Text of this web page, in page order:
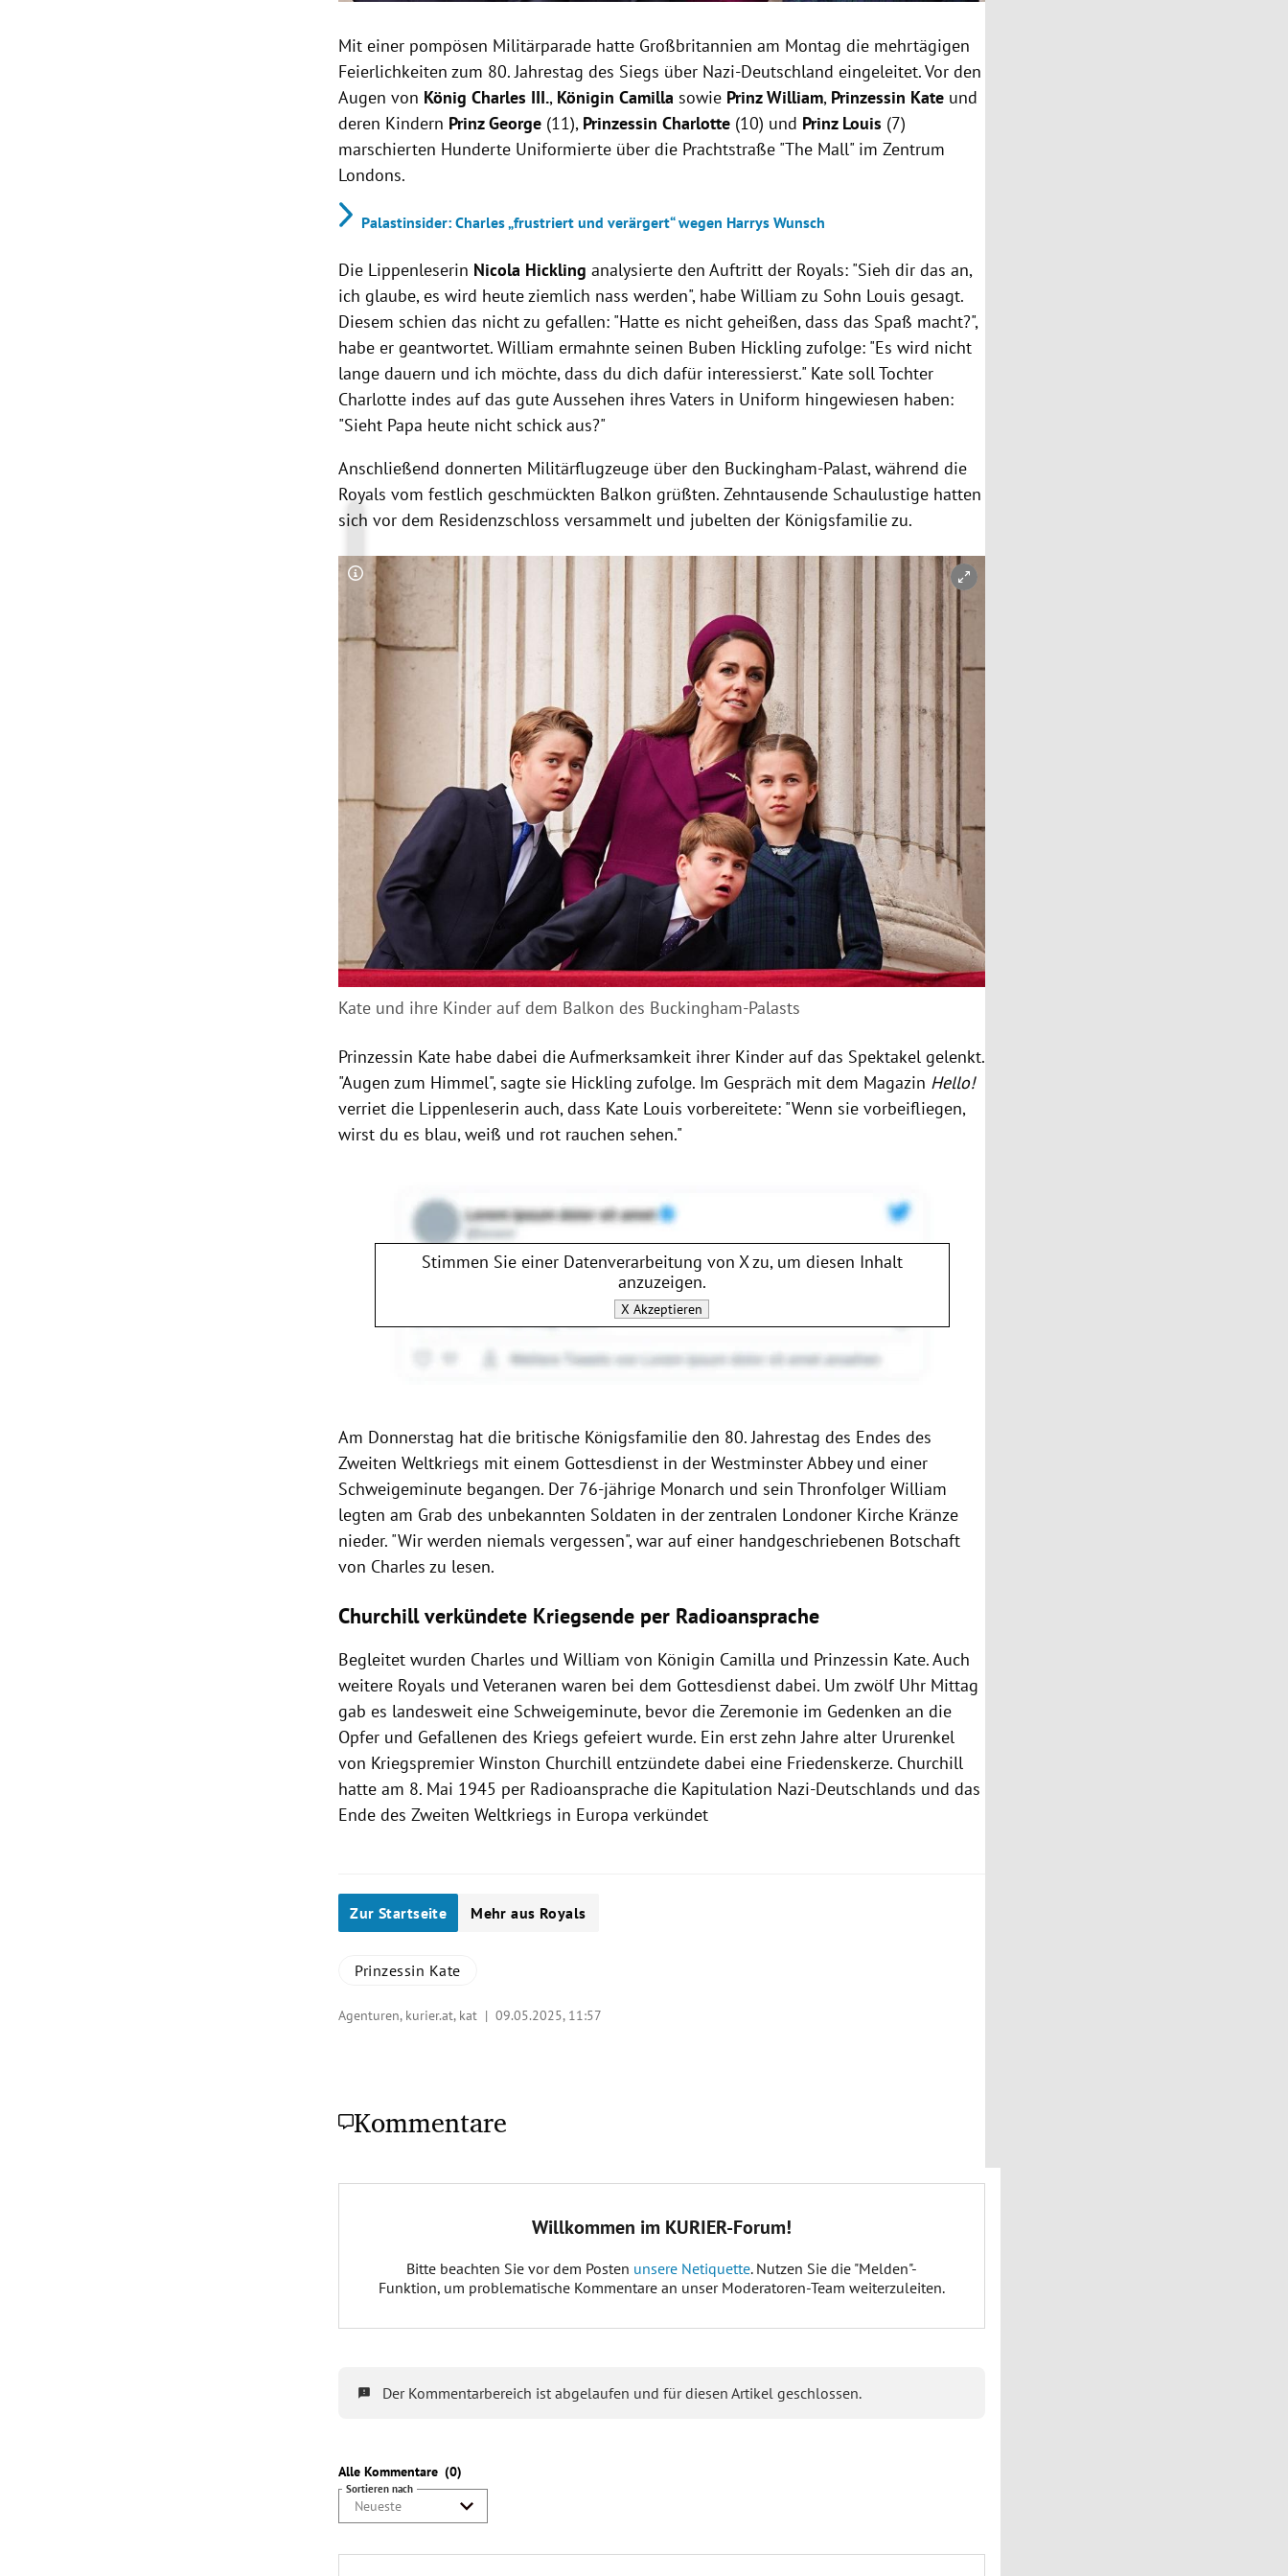
Mit einer pompösen Militärparade hatte Großbritannien am Montag die mehrtägigen
Feierlichkeiten zum 80. Jahrestag des Siegs über Nazi-Deutschland eingeleitet. Vor den
Augen von König Charles III., Königin Camilla sowie Prinz William, Prinzessin Kate und
deren Kindern Prinz George (11), Prinzessin Charlotte (10) und Prinz Louis (7)
marschierten Hunderte Uniformierte über die Prachtstraße "The Mall" im Zentrum
Londons.
Palastinsider: Charles „frustriert und verärgert“ wegen Harrys Wunsch
Die Lippenleserin Nicola Hickling analysierte den Auftritt der Royals: "Sieh dir das an,
ich glaube, es wird heute ziemlich nass werden", habe William zu Sohn Louis gesagt.
Diesem schien das nicht zu gefallen: "Hatte es nicht geheißen, dass das Spaß macht?",
habe er geantwortet. William ermahnte seinen Buben Hickling zufolge: "Es wird nicht
lange dauern und ich möchte, dass du dich dafür interessierst." Kate soll Tochter
Charlotte indes auf das gute Aussehen ihres Vaters in Uniform hingewiesen haben:
"Sieht Papa heute nicht schick aus?"
Anschließend donnerten Militärflugzeuge über den Buckingham-Palast, während die
Royals vom festlich geschmückten Balkon grüßten. Zehntausende Schaulustige hatten
sich vor dem Residenzschloss versammelt und jubelten der Königsfamilie zu.
Copyright-Hinweis öffnen/schließen
Kate und ihre Kinder auf dem Balkon des Buckingham-Palasts
Prinzessin Kate habe dabei die Aufmerksamkeit ihrer Kinder auf das Spektakel gelenkt.
"Augen zum Himmel", sagte sie Hickling zufolge. Im Gespräch mit dem Magazin Hello!
verriet die Lippenleserin auch, dass Kate Louis vorbereitete: "Wenn sie vorbeifliegen,
wirst du es blau, weiß und rot rauchen sehen."
Stimmen Sie einer Datenverarbeitung von Xzu, um diesen Inhalt
anzuzeigen.
X Akzeptieren
Am Donnerstag hat die britische Königsfamilie den 80. Jahrestag des Endes des
Zweiten Weltkriegs mit einem Gottesdienst in der Westminster Abbey und einer
Schweigeminute begangen. Der 76-jährige Monarch und sein Thronfolger William
legten am Grab des unbekannten Soldaten in der zentralen Londoner Kirche Kränze
nieder. "Wir werden niemals vergessen", war auf einer handgeschriebenen Botschaft
von Charles zu lesen.
Churchill verkündete Kriegsende per Radioansprache
Begleitet wurden Charles und William von Königin Camilla und Prinzessin Kate. Auch
weitere Royals und Veteranen waren bei dem Gottesdienst dabei. Um zwölf Uhr Mittag
gab es landesweit eine Schweigeminute, bevor die Zeremonie im Gedenken an die
Opfer und Gefallenen des Kriegs gefeiert wurde. Ein erst zehn Jahre alter Ururenkel
von Kriegspremier Winston Churchill entzündete dabei eine Friedenskerze. Churchill
hatte am 8. Mai 1945 per Radioansprache die Kapitulation Nazi-Deutschlands und das
Ende des Zweiten Weltkriegs in Europa verkündet
Zur Startseite Mehr aus Royals
Prinzessin Kate
Agenturen, kurier.at, kat |09.05.2025, 11:57
Kommentare